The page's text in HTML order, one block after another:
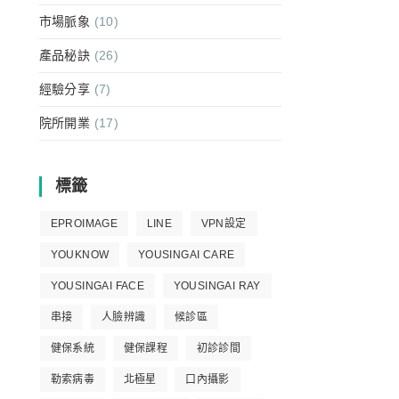
市場脈象 (10)
產品秘訣 (26)
經驗分享 (7)
院所開業 (17)
標籤
EPROIMAGE LINE VPN設定
YOUKNOW YOUSINGAI CARE
YOUSINGAI FACE YOUSINGAI RAY
串接 人臉辨識 候診區
健保系統 健保課程 初診診間
勒索病毒 北極星 口內攝影